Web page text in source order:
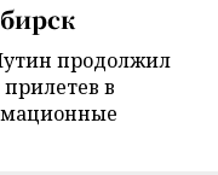
продолжил
в